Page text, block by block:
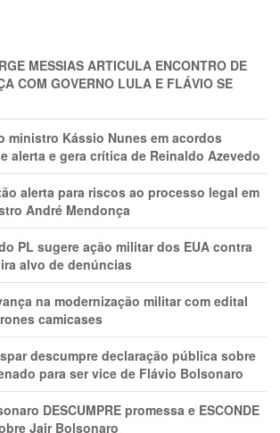
MESSIAS ARTICULA ENCONTRO DE
COM GOVERNO LULA E FLÁVIO SE
ministro Kássio Nunes em acordos
alerta e gera crítica de Reinaldo Azevedo
alerta para riscos ao processo legal em
André Mendonça
PL sugere ação militar dos EUA contra
alvo de denúncias
na modernização militar com edital
camicases
descumpre declaração pública sobre
para ser vice de Flávio Bolsonaro
DESCUMPRE promessa e ESCONDE
Jair Bolsonaro